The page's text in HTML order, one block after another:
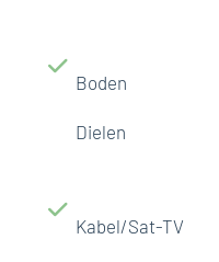
Boden
Dielen
Kabel/Sat-TV